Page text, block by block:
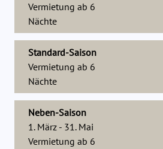
Vermietung ab 6
Nächte
Standard-Saison
Vermietung ab 6
Nächte
Neben-Saison
1. März - 31. Mai
Vermietung ab 6